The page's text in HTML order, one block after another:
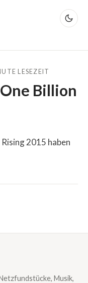
LESEZEIT
Billion
2015 haben
Musik,